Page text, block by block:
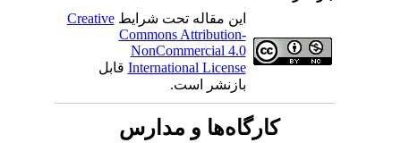
این مقاله تحت شرایطCreative
Commons Attribution-
NonCommercial 4.0
International Licenseقابل
بازنشر است.
کارگاه‌ها و مدارس